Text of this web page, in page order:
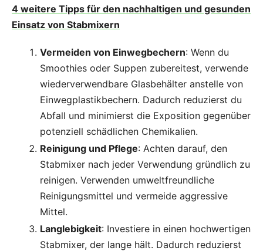
4 weitere Tipps für den nachhaltigen und gesunden
Einsatz von Stabmixern
Vermeiden von Einwegbechern: Wenn du
Smoothies oder Suppen zubereitest, verwende
wiederverwendbare Glasbehälter anstelle von
Einwegplastikbechern. Dadurch reduzierst du
Abfall und minimierst die Exposition gegenüber
potenziell schädlichen Chemikalien.
Reinigung und Pflege: Achten darauf, den
Stabmixer nach jeder Verwendung gründlich zu
reinigen. Verwenden umweltfreundliche
Reinigungsmittel und vermeide aggressive
Mittel.
Langlebigkeit: Investiere in einen hochwertigen
Stabmixer, der lange hält. Dadurch reduzierst